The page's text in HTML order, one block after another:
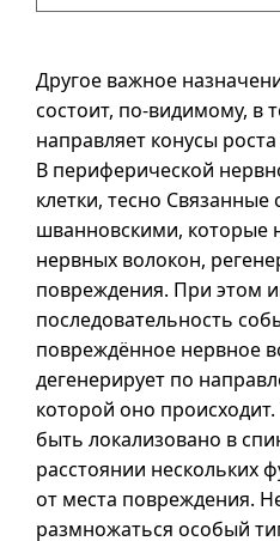
Другое важное
состоит, по-видимому, в
направляет конусы
В периферической
клетки, тесно Связанные
шванновскими, которые
нервных волокон,
повреждения. При этом
последовательность
повреждённое нервное
дегенерирует по
которой оно
быть локализовано в
расстоянии нескольких
от места повреждения.
размножаться особый